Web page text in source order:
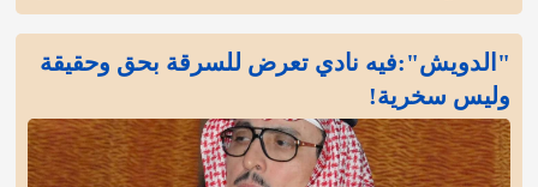
"الدويش":فيه نادي تعرض للسرقة بحق وحقيقة
وليس سخرية!